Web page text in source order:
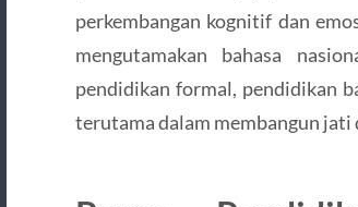
perkembangan kognitif dan
mengutamakan bahasa
pendidikan formal, pendidikan
terutama dalam membangun jati